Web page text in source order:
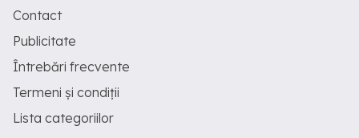
Contact
Publicitate
Întrebări frecvente
Termeni și condiții
Lista categoriilor